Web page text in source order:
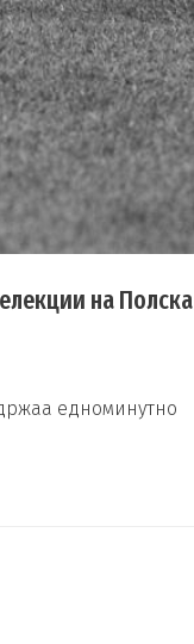
на Полска
едноминутно